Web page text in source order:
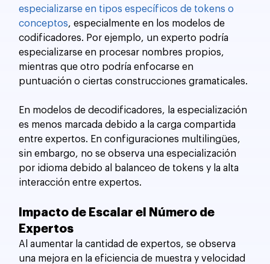
especializarse en tipos específicos de tokens o
conceptos, especialmente en los modelos de
codificadores. Por ejemplo, un experto podría
especializarse en procesar nombres propios,
mientras que otro podría enfocarse en
puntuación o ciertas construcciones gramaticales.
En modelos de decodificadores, la especialización
es menos marcada debido a la carga compartida
entre expertos. En configuraciones multilingües,
sin embargo, no se observa una especialización
por idioma debido al balanceo de tokens y la alta
interacción entre expertos.
Impacto de Escalar el Número de
Expertos
Al aumentar la cantidad de expertos, se observa
una mejora en la eficiencia de muestra y velocidad